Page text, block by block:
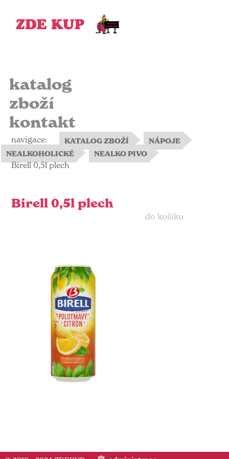
katalog
zboží
kontakt
navigace: KATALOG ZBOŽÍ
NÁPOJE
NEALKOHOLICKÉ
NEALKO PIVO
Birell 0,5l plech
Birell 0,5l plech
do košíku